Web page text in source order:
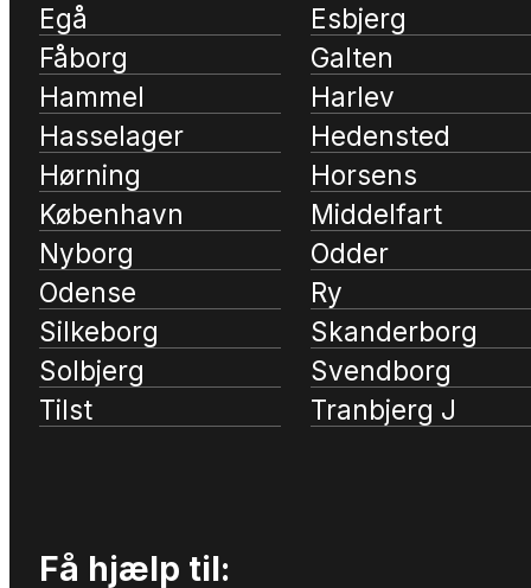
Egå
Esbjerg
Fåborg
Galten
Hammel
Harlev
Hasselager
Hedensted
Hørning
Horsens
København
Middelfart
Nyborg
Odder
Odense
Ry
Silkeborg
Skanderborg
Solbjerg
Svendborg
Tilst
Tranbjerg J
Få hjælp til: